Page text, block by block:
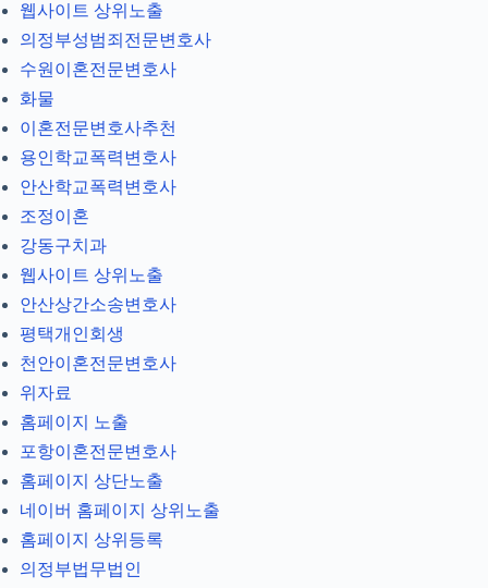
웹사이트 상위노출
의정부성범죄전문변호사
수원이혼전문변호사
화물
이혼전문변호사추천
용인학교폭력변호사
안산학교폭력변호사
조정이혼
강동구치과
웹사이트 상위노출
안산상간소송변호사
평택개인회생
천안이혼전문변호사
위자료
홈페이지 노출
포항이혼전문변호사
홈페이지 상단노출
네이버 홈페이지 상위노출
홈페이지 상위등록
의정부법무법인